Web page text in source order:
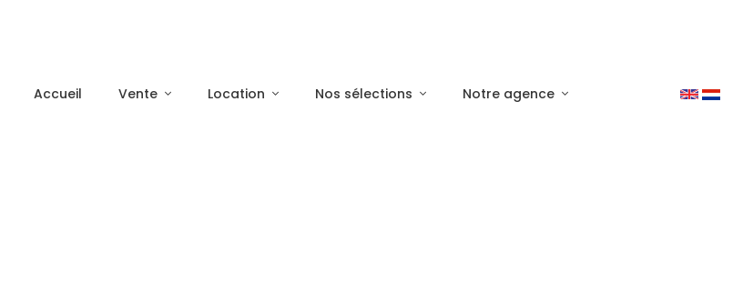
Accueil Vente Location Nos sélections Notre agence